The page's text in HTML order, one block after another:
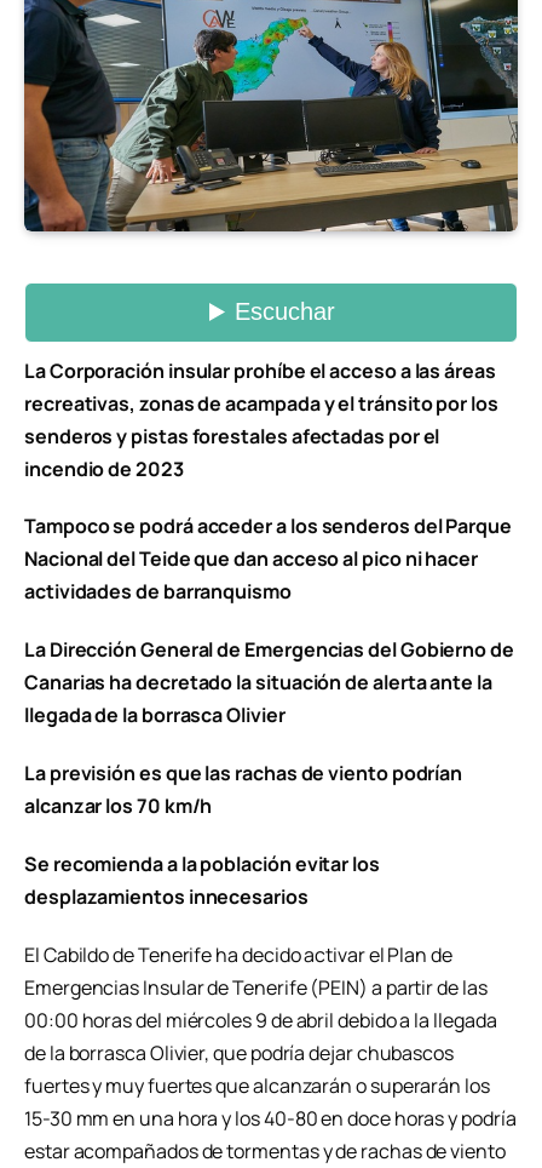
La Corporación insular prohíbe el acceso a las áreas
recreativas, zonas de acampada y el tránsito por los
senderos y pistas forestales afectadas por el
incendio de 2023
Tampoco se podrá acceder a los senderos del Parque
Nacional del Teide que dan acceso al pico ni hacer
actividades de barranquismo
La Dirección General de Emergencias del Gobierno de
Canarias ha decretado la situación de alerta ante la
llegada de la borrasca Olivier
La previsión es que las rachas de viento podrían
alcanzar los 70 km/h
Se recomienda a la población evitar los
desplazamientos innecesarios
El Cabildo de Tenerife ha decido activar el Plan de
Emergencias Insular de Tenerife (PEIN) a partir de las
00:00 horas del miércoles 9 de abril debido a la llegada
de la borrasca Olivier, que podría dejar chubascos
fuertes y muy fuertes que alcanzarán o superarán los
15-30 mm en una hora y los 40-80 en doce horas y podría
estar acompañados de tormentas y de rachas de viento